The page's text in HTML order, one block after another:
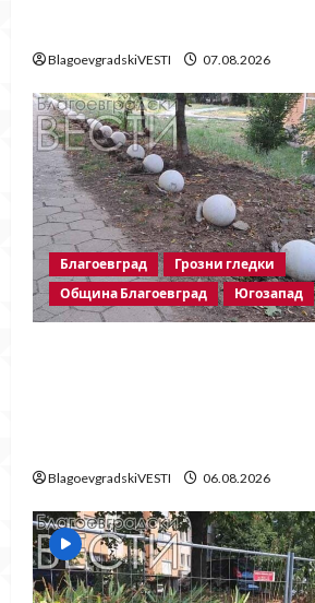
BlagoevgradskiVESTI 07.08.2026
Благоевград
Грозни гледки
Община Благоевград
Югозапад
BlagoevgradskiVESTI 06.08.2026